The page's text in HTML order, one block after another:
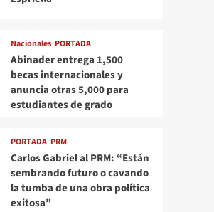
Nacionales PORTADA
Abinader entrega 1,500
becas internacionales y
anuncia otras 5,000 para
estudiantes de grado
PORTADA PRM
Carlos Gabriel al PRM: “Están
sembrando futuro o cavando
la tumba de una obra política
exitosa”